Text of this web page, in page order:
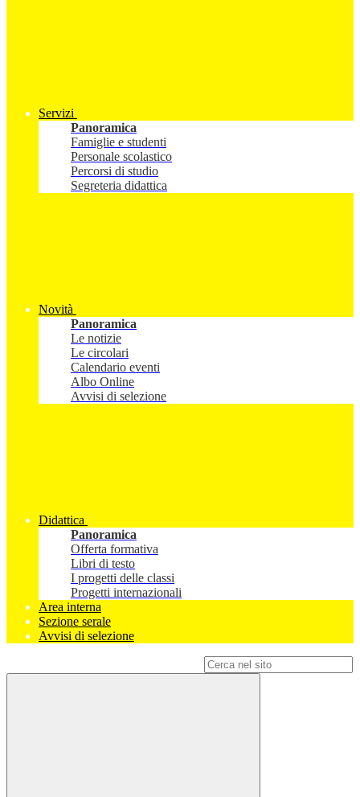
Servizi
Panoramica
Famiglie e studenti
Personale scolastico
Percorsi di studio
Segreteria didattica
Novità
Panoramica
Le notizie
Le circolari
Calendario eventi
Albo Online
Avvisi di selezione
Didattica
Panoramica
Offerta formativa
Libri di testo
I progetti delle classi
Progetti internazionali
Area interna
Sezione serale
Avvisi di selezione